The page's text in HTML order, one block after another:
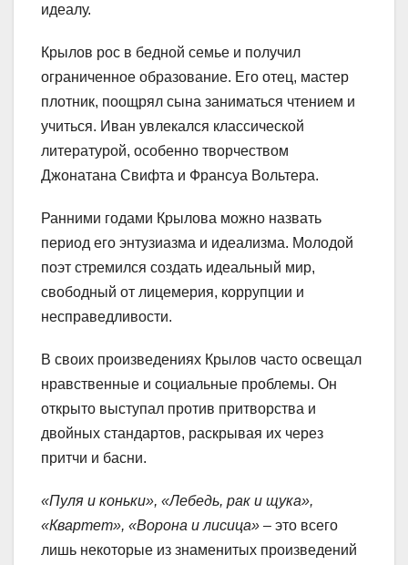
идеалу.
Крылов рос в бедной семье и получил
ограниченное образование. Его отец, мастер
плотник, поощрял сына заниматься чтением и
учиться. Иван увлекался классической
литературой, особенно творчеством
Джонатана Свифта и Франсуа Вольтера.
Ранними годами Крылова можно назвать
период его энтузиазма и идеализма. Молодой
поэт стремился создать идеальный мир,
свободный от лицемерия, коррупции и
несправедливости.
В своих произведениях Крылов часто освещал
нравственные и социальные проблемы. Он
открыто выступал против притворства и
двойных стандартов, раскрывая их через
притчи и басни.
«Пуля и коньки», «Лебедь, рак и щука»,
«Квартет», «Ворона и лисица» – это всего
лишь некоторые из знаменитых произведений